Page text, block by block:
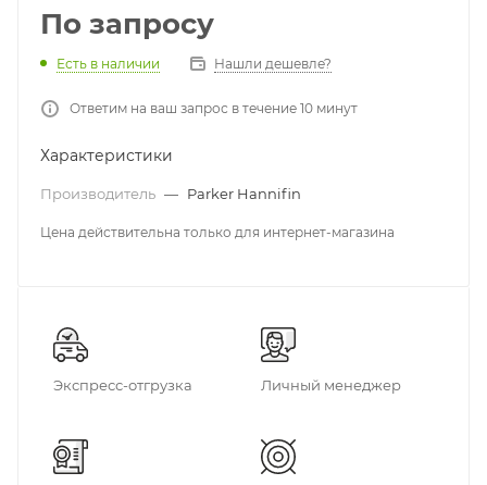
По запросу
Есть в наличии Нашли дешевле?
Ответим на ваш запрос в течение 10 минут
Характеристики
Производитель — Parker Hannifin
Цена действительна только для интернет-магазина
Экспресс-отгрузка Личный менеджер